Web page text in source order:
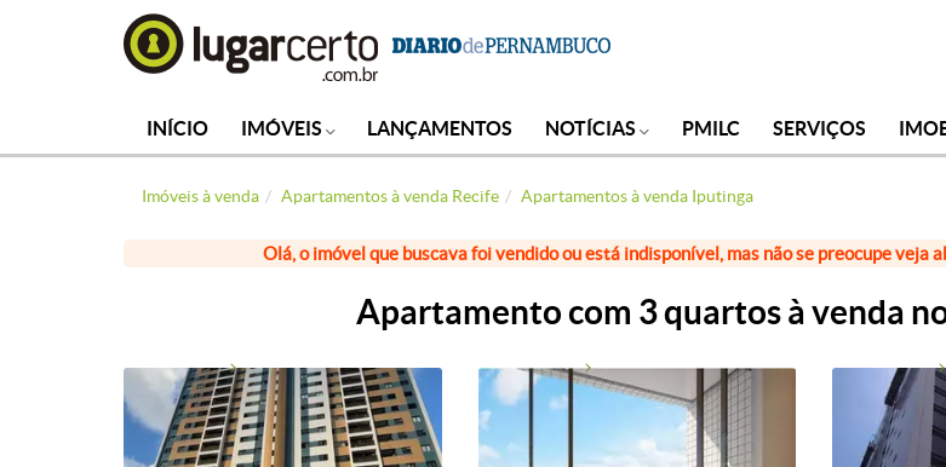
INÍCIO IMÓVEIS LANÇAMENTOS NOTÍCIAS PMILC SERVIÇOS
Imóveis à venda Apartamentos à venda Recife Apartamentos à venda Iputinga
Olá, o imóvel que buscava foi vendido ou está indisponível, mas não se preocupe veja
Apartamento com 3 quartos à venda